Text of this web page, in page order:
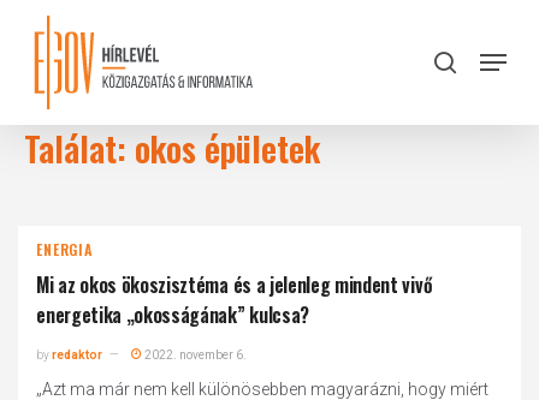
content
search
Menu
Találat: okos épületek
ENERGIA
Mi az okos ökoszisztéma és a jelenleg mindent vivő
energetika „okosságának” kulcsa?
byredaktor 2022. november 6.
„Azt ma már nem kell különösebben magyarázni, hogy miért
Close